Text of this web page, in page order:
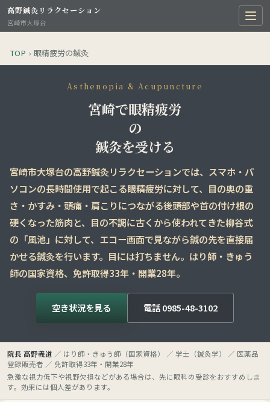
高野鍼灸リラクセーション
宮崎市大塚台
TOP › 眼精疲労の鍼灸
Asthenopia & Acupuncture
宮崎で眼精疲労
の
鍼灸を受ける
宮崎市大塚台の高野鍼灸リラクセーションでは、スマホ・パ
ソコンの長時間使用で起こる眼精疲労に対して、目の奥の重
さ・かすみ・頭痛・肩こりにつながる後頭部や首の付け根の
硬くなった筋肉と、目の不調に古くから使われてきた柳谷式
の「風池」 に対して、エコー画面で見ながら鍼の先を直接届
かせる鍼灸を行います。 目には打ちません。 はり師・きゅう
師の国家資格、免許取得33年・開業28年。
空き状況を見る 電話 0985-48-3102
院長 高野義道 ／ はり師・きゅう師（国家資格） ／ 学士（鍼灸学） ／ 医薬品
登録販売者 ／ 免許取得33年・開業28年
急激な視力低下や視野欠損などがある場合は、先に眼科の受診をおすすめしま
す。効果には個人差があります。